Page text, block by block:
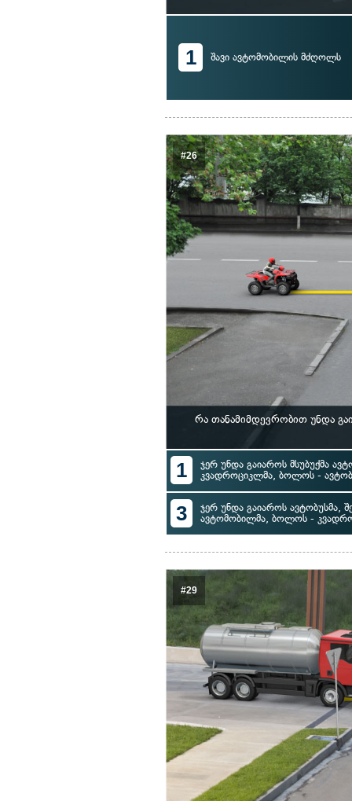
1 შავი ავტომობილის მძღოლს
#26
რა თანამიმდევრობით უნდა
1
ჯერ უნდა გაიაროს მსუბუქმა
კვადროციკლმა, ბოლოს -
3
ჯერ უნდა გაიაროს ავტობუსმა,
ავტომობილმა, ბოლოს -
#29